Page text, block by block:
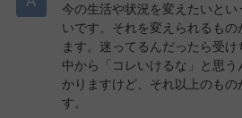
今の生活や状況を変えたいとい
いです。それを変えられるも
ます。迷ってるんだったら受
中から「コレいけるな」と思
かりますけど、それ以上のもの
す。